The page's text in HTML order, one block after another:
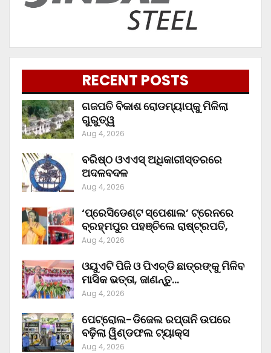
RECENT POSTS
ଗଜପତି ବିକାଶ ରୋଡମ୍ୟାପ୍‌କୁ ମିଳିଲା
ଗୁରୁତ୍ୱ
Aug 4, 2026
ବରିଷ୍ଠ ଓଏଏସ୍‌ ଅଧିକାରୀସ୍ତରରେ
ଅଦଳବଦଳ
Aug 4, 2026
‘ପ୍ରେସିଡେଣ୍ଟ ସ୍ପେଶାଲ’ ଟ୍ରେନରେ
ବ୍ରହ୍ମପୁର ପହଞ୍ଚିଲେ ରାଷ୍ଟ୍ରପତି,
Aug 4, 2026
ଓୟୁଏଟି ପିଜି ଓ ପିଏଚ୍‌ଡି ଛାତ୍ରଙ୍କୁ ମିଳିବ
ମାସିକ ଭତ୍ତା, ଜାଣନ୍ତୁ…
Aug 4, 2026
ପେଟ୍ରୋଲ-ଡିଜେଲ ରପ୍ତାନି ଉପରେ
ବଢ଼ିଲା ୱିଣ୍ଡଫଲ ଟ୍ୟାକ୍ସ
Aug 4, 2026